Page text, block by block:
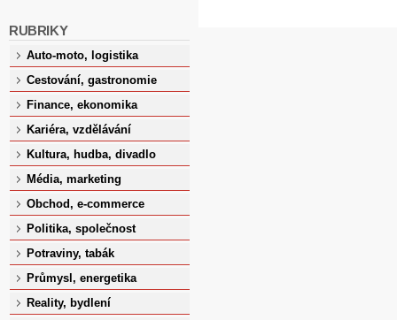
RUBRIKY
Auto-moto, logistika
Cestování, gastronomie
Finance, ekonomika
Kariéra, vzdělávání
Kultura, hudba, divadlo
Média, marketing
Obchod, e-commerce
Politika, společnost
Potraviny, tabák
Průmysl, energetika
Reality, bydlení